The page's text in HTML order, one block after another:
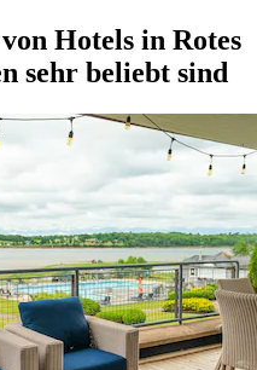
Hotels in Rotes
sehr beliebt sind